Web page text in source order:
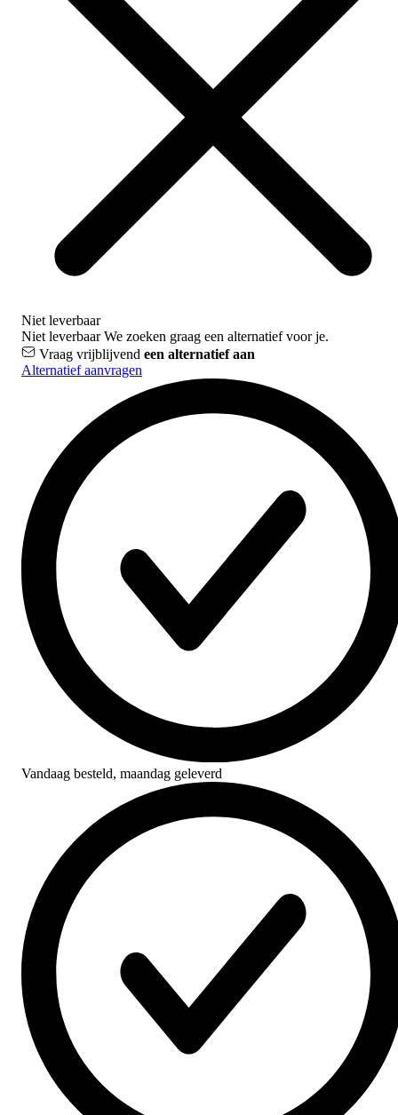
Niet leverbaar
Niet leverbaarWe zoeken graag een alternatief voor je.
Vraag vrijblijvend een alternatief aan
Alternatief aanvragen
Vandaag besteld, maandag geleverd